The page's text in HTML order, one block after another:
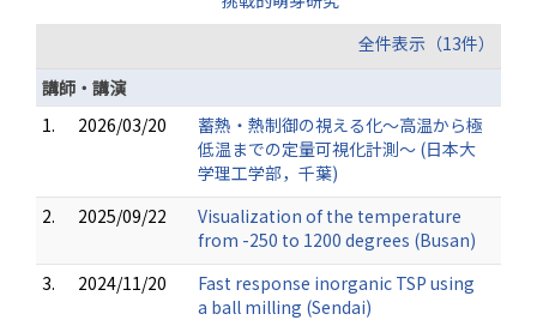
全件表示（13件）
講師・講演
1.
2026/03/20
蓄熱・熱制御の視える化～高温から極
低温までの定量可視化計測～ (日本大
学理工学部，千葉)
2.
2025/09/22
Visualization of the temperature
from -250 to 1200 degrees (Busan)
3.
2024/11/20
Fast response inorganic TSP using
a ball milling (Sendai)